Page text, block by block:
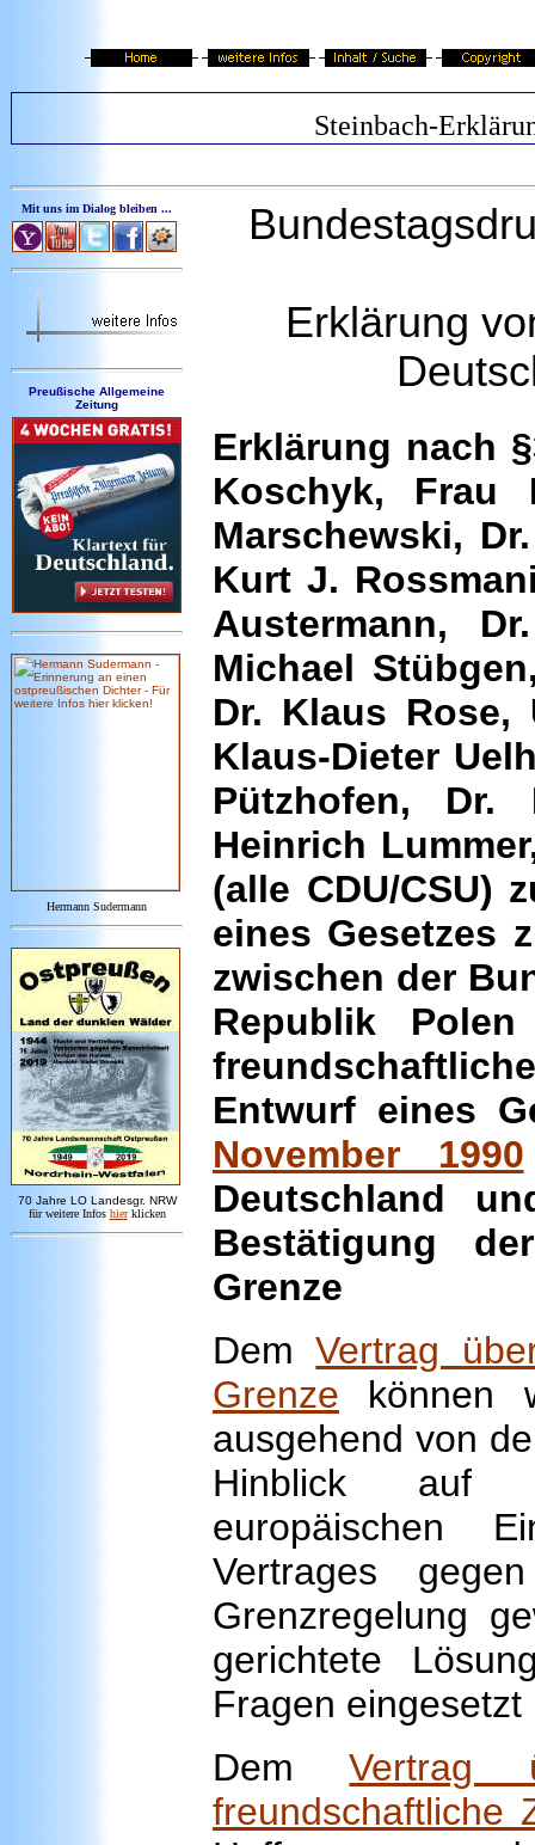
Steinbach-
Mit uns im Dialog bleiben ...
Preußische Allgemeine
Zeitung
Hermann Sudermann
70 Jahre LO Landesgr. NRW
für weitere Infos hier klicken
Erklärung
Erklärung nach
Koschyk, Frau
Marschewski,
Kurt J.
Austermann,
Michael
Dr. Klaus Rose,
Klaus-Dieter
Pützhofen, Dr.
Heinrich
(alle CDU/CSU)
eines Gesetzes
zwischen der
Republik
Entwurf eines
November 1990
Deutschland
Bestätigung
Grenze
DemVertrag
Grenze können
ausgehend von
Hinblick auf
europäischen
Vertrages
Grenzregelung
gerichtete
Fragen eingesetzt
DemVertrag
freundschaftliche